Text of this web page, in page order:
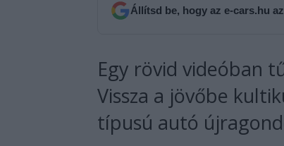
Állítsd be, hogy az e-cars.hu
Egy rövid videóban
Vissza a jövőbe
típusú autó